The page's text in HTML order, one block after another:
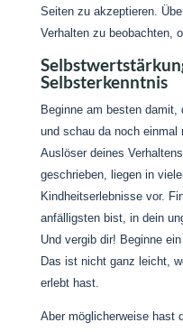
Seiten zu akzeptieren.
Verhalten zu beobachten,
Selbsterkenntnis
Beginne am besten
und schau da noch einmal
Auslöser deines
geschrieben, liegen in
Kindheitserlebnisse vor.
anfälligsten bist, in dein
Und vergib dir! Beginne
Das ist nicht ganz leicht,
erlebt hast.
Aber möglicherweise hast